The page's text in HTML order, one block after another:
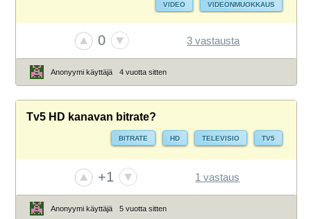
VIDEO VIDEONMUOKKAUS
0 3 vastausta
Anonyymi käyttäjä 4 vuotta sitten
Tv5 HD kanavan bitrate?
BITRATE HD TELEVISIO TV5
+1 1 vastaus
Anonyymi käyttäjä 5 vuotta sitten